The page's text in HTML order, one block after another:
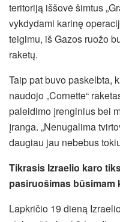
teritoriją iššovė šimtus
vykdydami karinę
teigimu, iš Gazos ruožo
raketų.
Taip pat buvo paskelbta,
naudojo „Cornette“
paleidimo įrenginius bei
įranga. „Nenugalima
daugiau jau nebebus
Tikrasis Izraelio karo
pasiruošimas būsimam
Lapkričio 19 dieną